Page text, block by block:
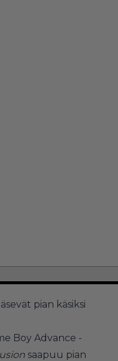
pian käsiksi
Boy Advance -
saapuu pian